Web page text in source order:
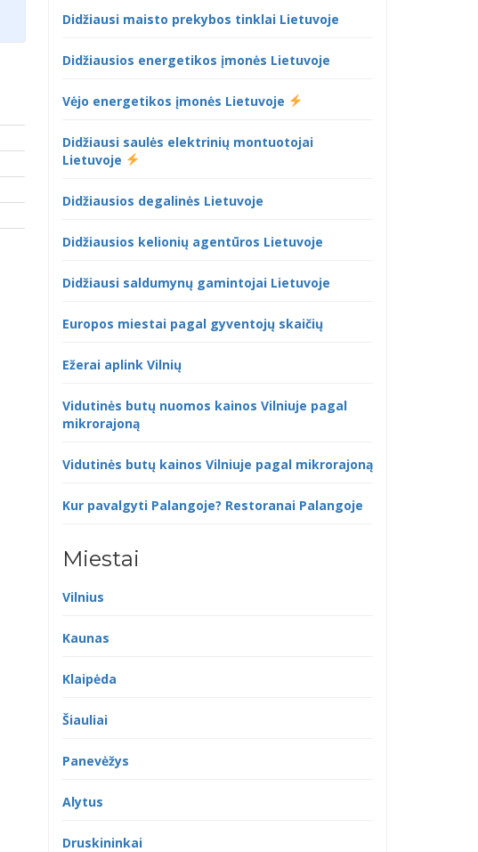
Didžiausi maisto prekybos tinklai Lietuvoje
Didžiausios energetikos įmonės Lietuvoje
Vėjo energetikos įmonės Lietuvoje
Didžiausi saulės elektrinių montuotojai
Lietuvoje
Didžiausios degalinės Lietuvoje
Didžiausios kelionių agentūros Lietuvoje
Didžiausi saldumynų gamintojai Lietuvoje
Europos miestai pagal gyventojų skaičių
Ežerai aplink Vilnių
Vidutinės butų nuomos kainos Vilniuje pagal
mikrorajoną
Vidutinės butų kainos Vilniuje pagal mikrorajoną
Kur pavalgyti Palangoje? Restoranai Palangoje
Miestai
Vilnius
Kaunas
Klaipėda
Šiauliai
Panevėžys
Alytus
Druskininkai